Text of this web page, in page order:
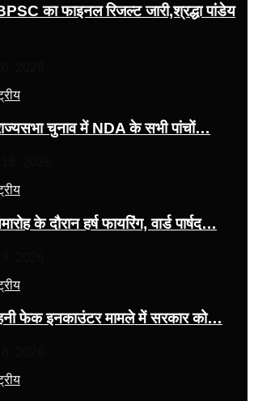
का फाइनल रिजल्ट जारी,श्रद्धा पांडेय
चुनाव में NDA के सभी पांचों…
के दौरान हर्ष फायरिंग, वार्ड पार्षद…
फेक इनकाउंटर मामले में सरकार को…